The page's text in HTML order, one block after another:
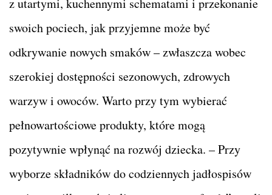
z utartymi, kuchennymi schematami i przekonanie
swoich pociech, jak przyjemne może być
odkrywanie nowych smaków – zwłaszcza wobec
szerokiej dostępności sezonowych, zdrowych
warzyw i owoców. Warto przy tym wybierać
pełnowartościowe produkty, które mogą
pozytywnie wpłynąć na rozwój dziecka. – Przy
wyborze składników do codziennych jadłospisów